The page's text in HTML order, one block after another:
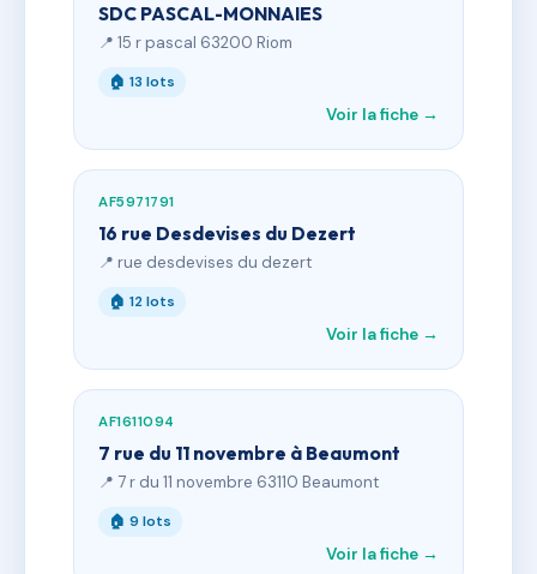
SDC PASCAL-MONNAIES
📍 15 r pascal 63200 Riom
🏠 13 lots
Voir la fiche →
AF5971791
16 rue Desdevises du Dezert
📍 rue desdevises du dezert
🏠 12 lots
Voir la fiche →
AF1611094
7 rue du 11 novembre à Beaumont
📍 7 r du 11 novembre 63110 Beaumont
🏠 9 lots
Voir la fiche →